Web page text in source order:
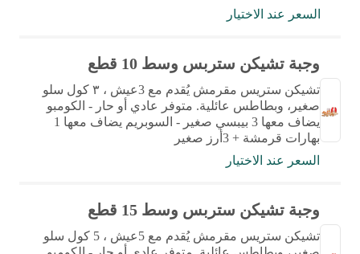
السعر عند الاختيار
وجبة تشيكن ستربس وسط 10 قطع
تشيكن ستريس مقرمش يُقدم مع 3عيش ، ٣ كول سلو
صغير، وبطاطس عائلية. متوفر عادي أو حار - الكومبو
يضاف معها 3 بيبسي صغير - السوبريم يضاف معها 1
بهارات قرمشة + 3أرز صغير
السعر عند الاختيار
وجبة تشيكن ستربس وسط 15 قطع
تشيكن ستريس مقرمش يُقدم مع 5عيش ، 5 كول سلو